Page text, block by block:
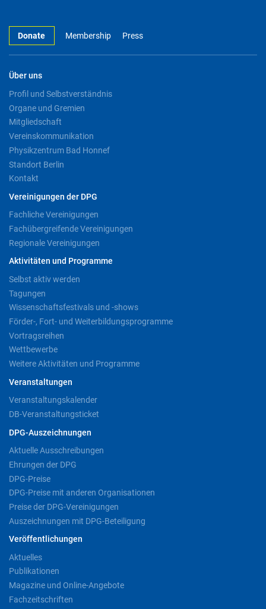
Donate Membership Press
Über uns
Profil und Selbstverständnis
Organe und Gremien
Mitgliedschaft
Vereinskommunikation
Physikzentrum Bad Honnef
Standort Berlin
Kontakt
Vereinigungen der DPG
Fachliche Vereinigungen
Fachübergreifende Vereinigungen
Regionale Vereinigungen
Aktivitäten und Programme
Selbst aktiv werden
Tagungen
Wissenschaftsfestivals und -shows
Förder-, Fort- und Weiterbildungsprogramme
Vortragsreihen
Wettbewerbe
Weitere Aktivitäten und Programme
Veranstaltungen
Veranstaltungskalender
DB-Veranstaltungsticket
DPG-Auszeichnungen
Aktuelle Ausschreibungen
Ehrungen der DPG
DPG-Preise
DPG-Preise mit anderen Organisationen
Preise der DPG-Vereinigungen
Auszeichnungen mit DPG-Beteiligung
Veröffentlichungen
Aktuelles
Publikationen
Magazine und Online-Angebote
Fachzeitschriften